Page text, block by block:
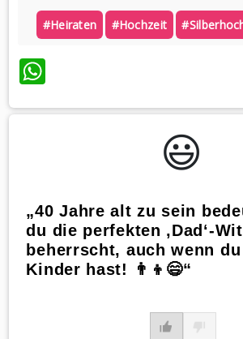
#heiraten #hochzeit
WhatsApp
😃️
„40 Jahre alt zu sein
du die perfekten ‚Dad‘-
beherrscht, auch wenn
Kinder hast! 👨‍👦😄“